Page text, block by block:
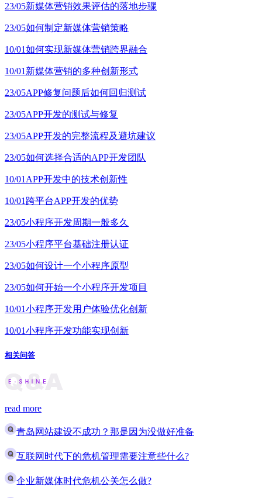
23/05新媒体营销效果评估的落地步骤
23/05如何制定新媒体营销策略
10/01如何实现新媒体营销跨界融合
10/01 新媒体营销的多种创新形式
23/05APP修复问题后如何回归测试
23/05APP开发的测试与修复
23/05APP开发的完整流程及避坑建议
23/05如何选择合适的APP开发团队
10/01 APP开发中的技术创新性
10/01 跨平台APP开发的优势
23/05小程序开发周期一般多久
23/05小程序平台基础注册认证
23/05如何设计一个小程序原型
23/05如何开始一个小程序开发项目
10/01小程序开发用户体验优化创新
10/01小程序开发功能实现创新
相关问答
read more
青岛网站建设不成功？那是因为没做好准备
互联网时代下的危机管理需要注意些什么?
企业新媒体时代危机公关怎么做?